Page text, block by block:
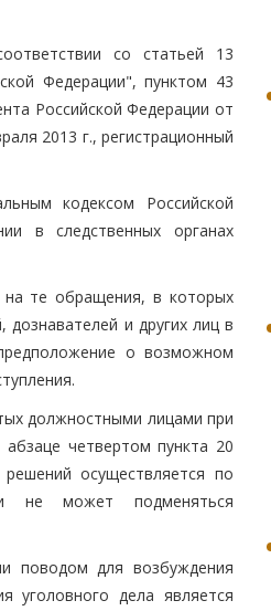
со статьей 13
Федерации", пунктом 43
Российской Федерации от
2013 г., регистрационный
кодексом Российской
в следственных органах
на те обращения, в которых
дознавателей и других лиц в
о возможном
должностными лицами при
четвертом пункта 20
осуществляется по
и не может подменяться
поводом для возбуждения
уголовного дела является